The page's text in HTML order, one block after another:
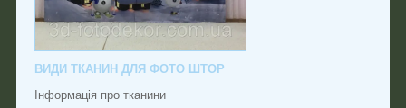
ВИДИ ТКАНИН ДЛЯ ФОТО ШТОР
Інформація про тканини